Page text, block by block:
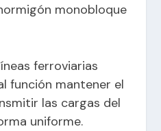
monobloque
ferroviarias
función mantener el
las cargas del
uniforme.